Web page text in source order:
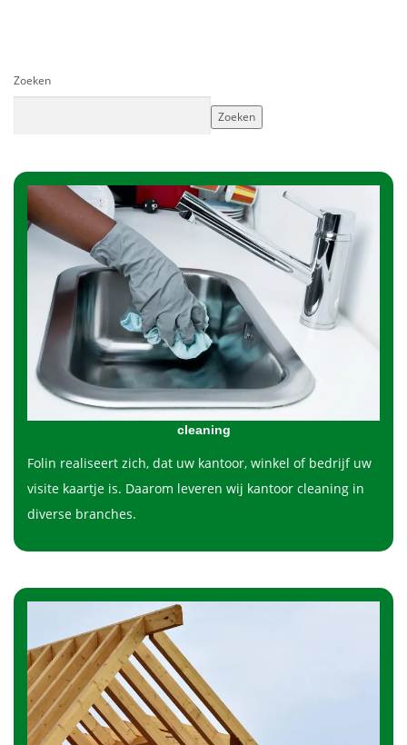
Zoeken
Zoeken
cleaning
Folin realiseert zich, dat uw kantoor, winkel of bedrijf uw
visite kaartje is. Daarom leveren wij kantoor cleaning in
diverse branches.